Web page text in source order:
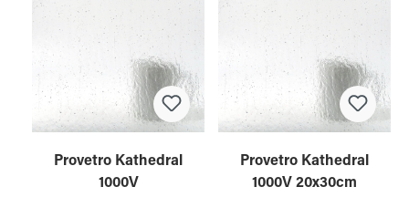
Provetro Kathedral
1000V
Provetro Kathedral
1000V 20x30cm